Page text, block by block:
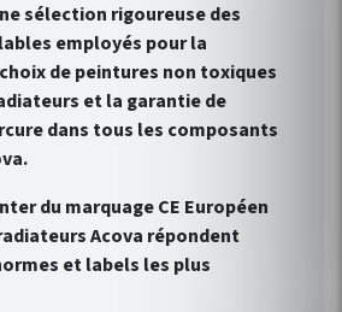
sélection rigoureuse des
employés pour la
de peintures non toxiques
et la garantie de
dans tous les composants
du marquage CE Européen
Acova répondent
et labels les plus